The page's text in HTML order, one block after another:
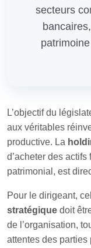
secteurs
L’objectif du
aux véritables
productive. La
d’acheter des
patrimonial, est
Pour le dirigeant,
stratégique doit
de l’organisation,
attentes des parties